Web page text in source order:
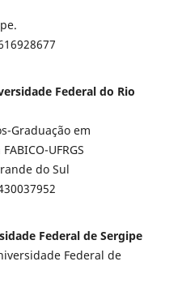
Federal do Rio
Graduação em
UFRGS
do Sul
Federal de Sergipe
Federal de